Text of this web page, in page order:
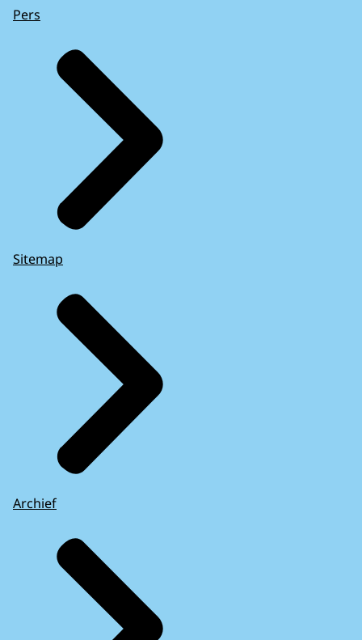
Pers
Sitemap
Archief